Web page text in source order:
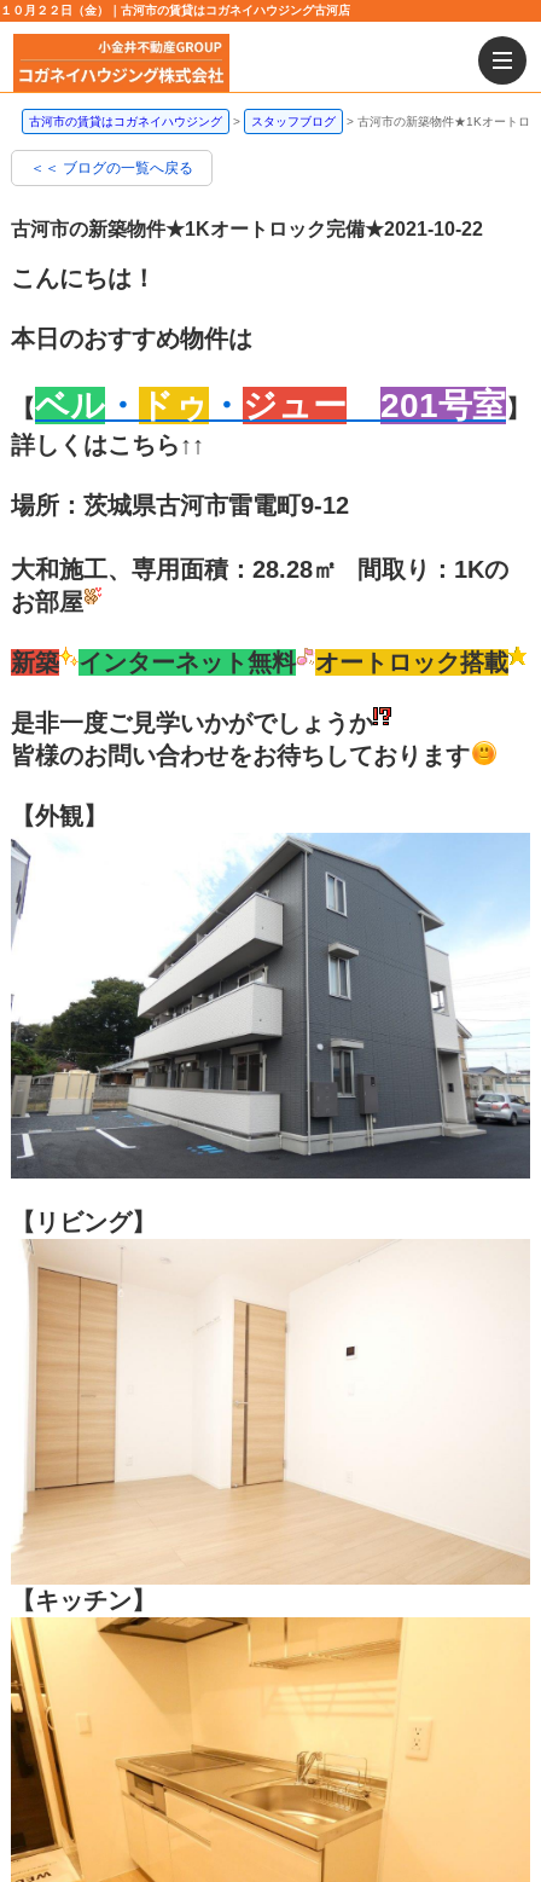
１０月２２日（金）｜古河市の賃貸はコガネイハウジング古河店
古河市の賃貸はコガネイハウジング スタッフブログ 古河市の新築物件★1Kオートロ
＜＜ ブログの一覧へ戻る
古河市の新築物件★1Kオートロック完備★2021-10-22
こんにちは！
本日のおすすめ物件は
【ベル・ ドゥ ・ ジュー 201号室】
詳しくはこちら↑↑
場所：茨城県古河市雷電町9-12
大和施工、専用面積：28.28㎡
間取り：1Kの
お部屋
新築 インターネット無料 オートロック搭載
是非一度ご見学いかがでしょうか
皆様のお問い合わせをお待ちしております
【外観】
【リビング】
【キッチン】